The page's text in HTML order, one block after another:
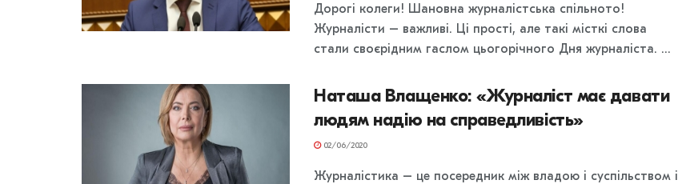
Дорогі колеги! Шановна журналістська спільното!
Журналісти – важливі. Ці прості, але такі місткі слова
стали своєрідним гаслом цьогорічного Дня журналіста. ...
Наташа Влащенко: «Журналіст має давати
людям надію на справедливість»
02/06/2020
Журналістика – це посередник між владою і суспільством і